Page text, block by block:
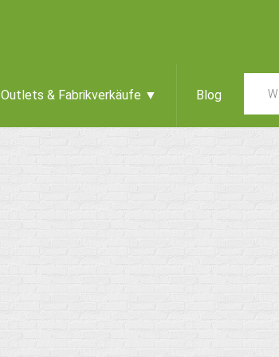
Outlets & Fabrikverkäufe ▼ Blog